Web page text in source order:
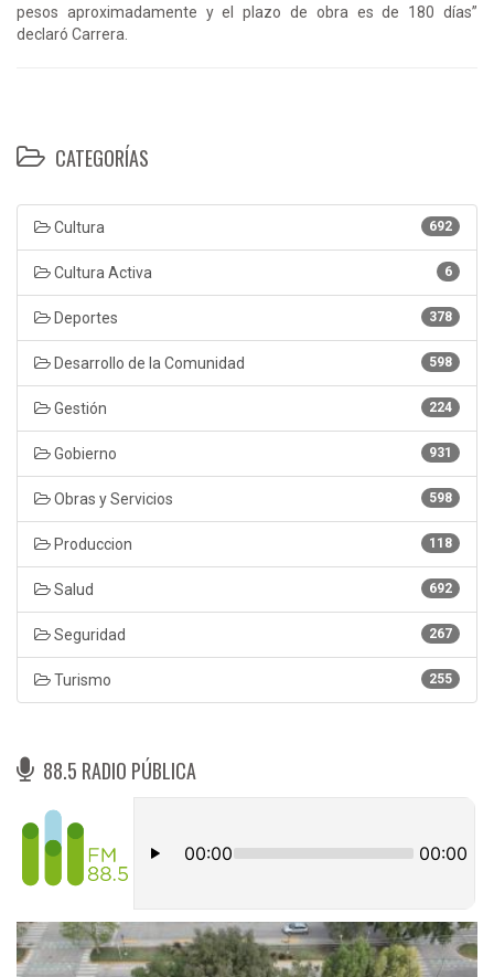
pesos aproximadamente y el plazo de obra es de 180 días”
declaró Carrera.
CATEGORÍAS
692
Cultura
6
Cultura Activa
378
Deportes
598
Desarrollo de la Comunidad
224
Gestión
931
Gobierno
598
Obras y Servicios
118
Produccion
692
Salud
267
Seguridad
255
Turismo
88.5 RADIO PÚBLICA